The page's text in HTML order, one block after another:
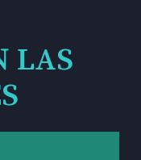
LAS